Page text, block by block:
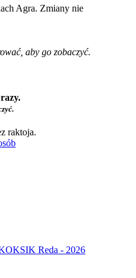
Agra. Zmiany nie
aby go zobaczyć.
raktoja.
Reda - 2026